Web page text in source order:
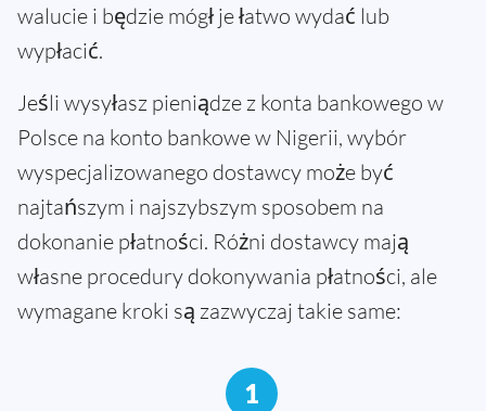
walucie i będzie mógł je łatwo wydać lub
wypłacić.
Jeśli wysyłasz pieniądze z konta bankowego w
Polsce na konto bankowe w Nigerii, wybór
wyspecjalizowanego dostawcy może być
najtańszym i najszybszym sposobem na
dokonanie płatności. Różni dostawcy mają
własne procedury dokonywania płatności, ale
wymagane kroki są zazwyczaj takie same:
1